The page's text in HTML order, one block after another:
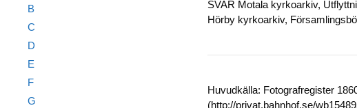
SVAR Motala kyrkoarkiv,
Hörby kyrkoarkiv,
Huvudkälla: Fotografregister
(http://privat.bahnhof.se/
B
C
D
E
F
G